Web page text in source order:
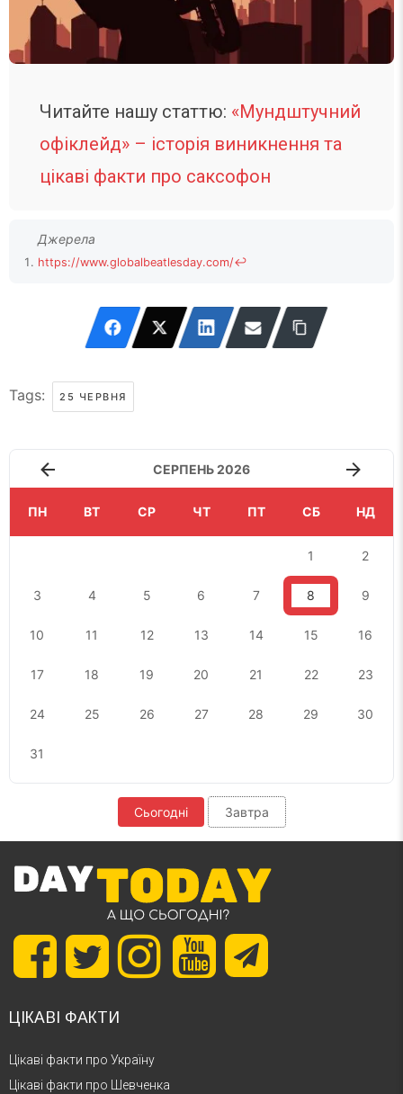
Читайте нашу статтю: «Мундштучний
офіклейд» – історія виникнення та
цікаві факти про саксофон
https://www.globalbeatlesday.com/↩
Tags: 25 ЧЕРВНЯ
СЕРПЕНЬ 2026
ПН ВТ СР ЧТ ПТ СБ НД
1 2
3 4 5 6 7 8 9
10 11 12 13 14 15 16
17 18 19 20 21 22 23
24 25 26 27 28 29 30
31
Сьогодні Завтра
ЦІКАВІ ФАКТИ
Цікаві факти про Україну
Цікаві факти про Шевченка